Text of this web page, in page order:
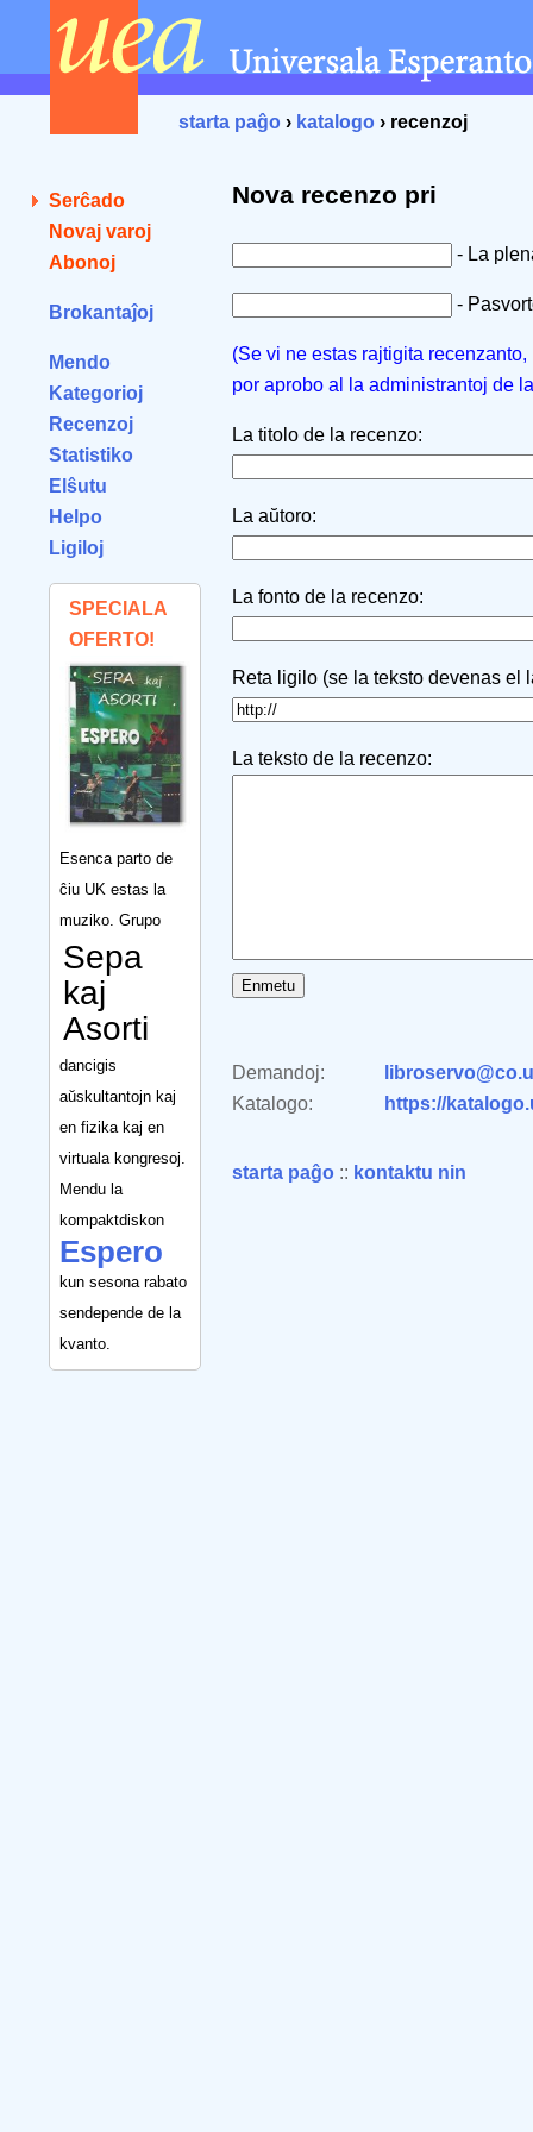
starta paĝo › katalogo › recenzoj
Serĉado
Novaj varoj
Abonoj
Brokantaĵoj
Mendo
Kategorioj
Recenzoj
Statistiko
Elŝutu
Helpo
Ligiloj
SPECIALA
OFERTO!
Esenca parto de
ĉiu UK estas la
muziko. Grupo
Sepa
kaj
Asorti
dancigis
aŭskultantojn kaj
en fizika kaj en
virtuala kongresoj.
Mendu la
kompaktdiskon
Espero
kun sesona rabato
sendepende de la
kvanto.
Nova recenzo pri
- La
-
(Se vi ne estas rajtigita
por aprobo al la administrantoj de
La titolo de la recenzo:
La aŭtoro:
La fonto de la recenzo:
Reta ligilo (se la teksto devenas el
La teksto de la recenzo:
Demandoj:
Katalogo:
https://
starta paĝo :: kontaktu nin